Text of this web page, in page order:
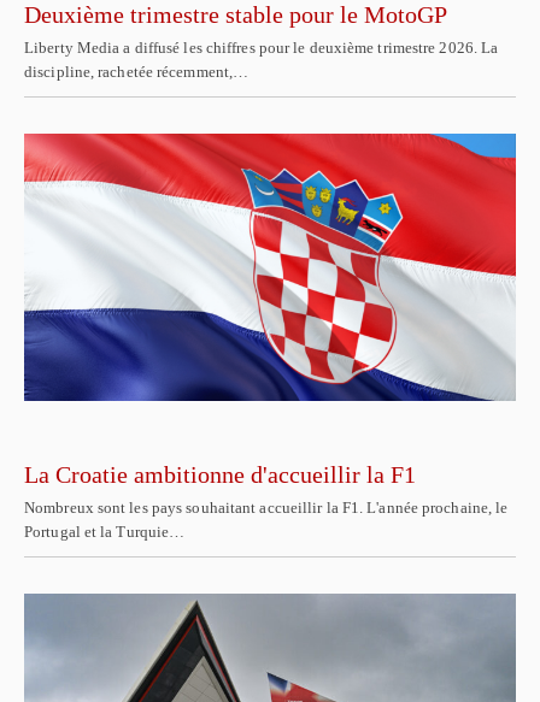
Deuxième trimestre stable pour le MotoGP
Liberty Media a diffusé les chiffres pour le deuxième trimestre 2026. La
discipline, rachetée récemment,…
La Croatie ambitionne d'accueillir la F1
Nombreux sont les pays souhaitant accueillir la F1. L'année prochaine, le
Portugal et la Turquie…